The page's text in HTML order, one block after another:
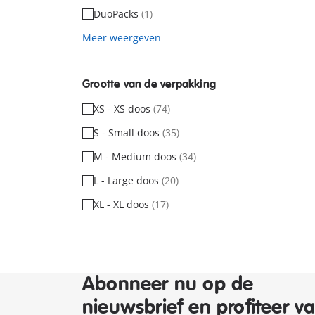
DuoPacks (1)
Meer weergeven
Grootte van de verpakking
XS - XS doos (74)
S - Small doos (35)
M - Medium doos (34)
L - Large doos (20)
XL - XL doos (17)
Abonneer nu op de
nieuwsbrief en profiteer